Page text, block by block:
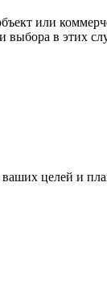
или
выбора в этих
целей и